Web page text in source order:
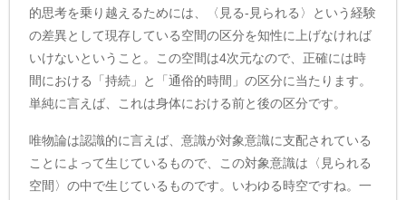
的思考を乗り越えるためには、〈見る-見られる〉という経験
の差異として現存している空間の区分を知性に上げなければ
いけないということ。この空間は4次元なので、正確には時
間における「持続」と「通俗的時間」の区分に当たります。
単純に言えば、これは身体における前と後の区分です。
唯物論は認識的に言えば、意識が対象意識に支配されている
ことによって生じているもので、この対象意識は〈見られる
空間〉の中で生じているものです。いわゆる時空ですね。一